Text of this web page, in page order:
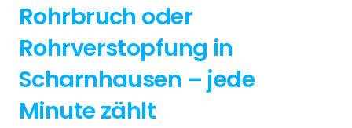
Rohrbruch oder
Rohrverstopfung in
Scharnhausen – jede
Minute zählt